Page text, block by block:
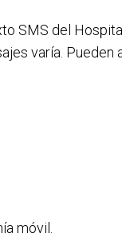
SMS del
varía. Pueden
móvil.